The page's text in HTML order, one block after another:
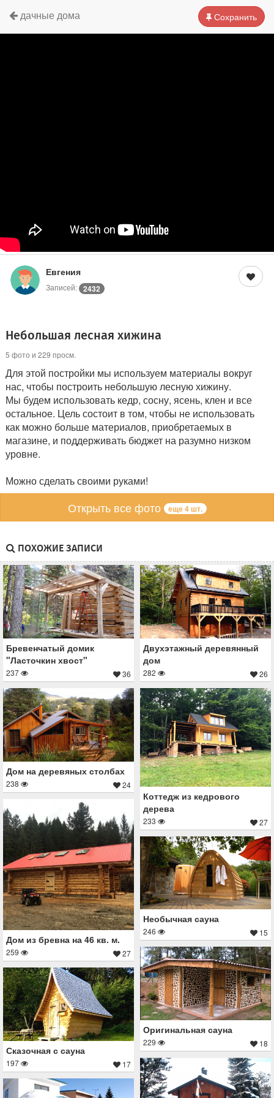
Сохранить
дачные дома
Евгения
Записей: 2432
Небольшая лесная хижина
5 фото и 229 просм.
Для этой постройки мы используем материалы вокруг
нас, чтобы построить небольшую лесную хижину.
Мы будем использовать кедр, сосну, ясень, клен и все
остальное. Цель состоит в том, чтобы не использовать
как можно больше материалов, приобретаемых в
магазине, и поддерживать бюджет на разумно низком
уровне.
Можно сделать своими руками!
Открыть все фото еще 4 шт.
ПОХОЖИЕ ЗАПИСИ
Бревенчатый домик
"Ласточкин хвост"
237 36
Двухэтажный деревянный
дом
282 26
Дом на деревяных столбах
238 24
Коттедж из кедрового
дерева
233 27
Дом из бревна на 46 кв. м.
259 27
Необычная сауна
246 15
Оригинальная сауна
229 18
Сказочная с сауна
197 17